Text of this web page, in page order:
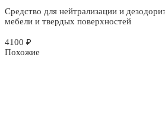
Средство для нейтрализации и
мебели и твердых поверхностей
4100 ₽
Похожие